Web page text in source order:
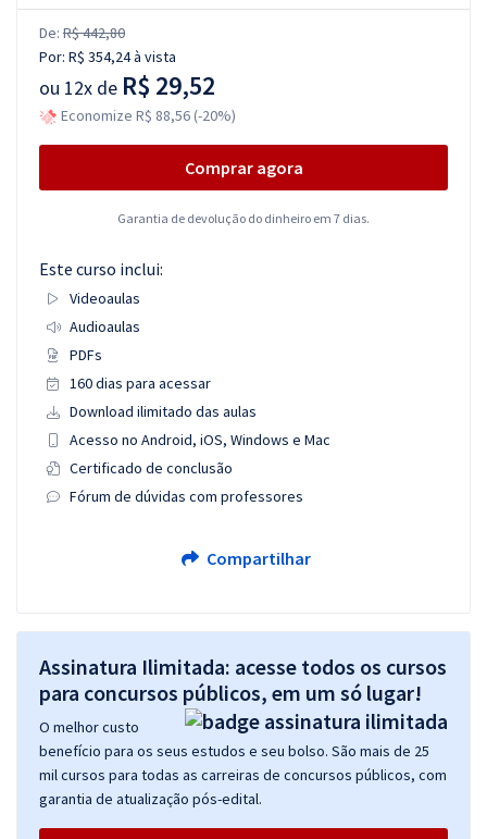
De: R$ 442,80
Por: R$ 354,24à vista
ou 12x de R$ 29,52
Economize R$ 88,56 (-20%)
Comprar agora
Garantia de devolução do dinheiro em 7 dias.
Este curso inclui:
Videoaulas
Audioaulas
PDFs
160 dias para acessar
Download ilimitado das aulas
Acesso no Android, iOS, Windows e Mac
Certificado de conclusão
Fórum de dúvidas com professores
Compartilhar
Assinatura Ilimitada: acesse todos os cursos
para concursos públicos, em um só lugar!
O melhor custo
benefício para os seus estudos e seu bolso. São mais de 25
mil cursos para todas as carreiras de concursos públicos, com
garantia de atualização pós-edital.